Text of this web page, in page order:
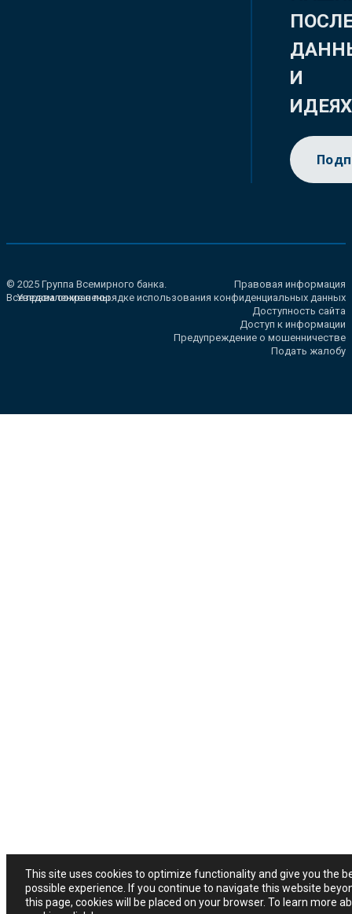
И
ИДЕЯХ
© 2025 Группа Всемирного банка.
Все права сохранены.
Правовая информация
Уведомление о порядке использования конфиденциальных данных
Доступность сайта
Доступ к информации
Предупреждение о мошенничестве
Подать жалобу
This site uses cookies to optimize functionality and give you the
possible experience. If you continue to navigate this website
this page, cookies will be placed on your browser. To learn more